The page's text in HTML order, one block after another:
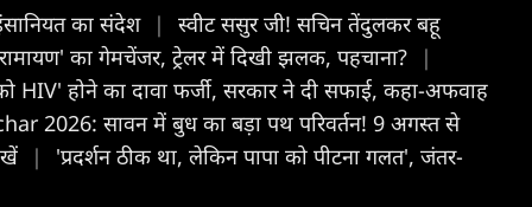
का संदेश |
स्वीट ससुर जी! सचिन तेंदुलकर बहू
का गेमचेंजर, ट्रेलर में दिखी झलक, पहचाना?
|
HIV' होने का दावा फर्जी, सरकार ने दी सफाई, कहा-अफवाह
2026: सावन में बुध का बड़ा पथ परिवर्तन! 9 अगस्त से
|
'प्रदर्शन ठीक था, लेकिन पापा को पीटना गलत', जंतर-